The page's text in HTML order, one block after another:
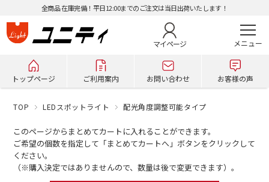
全商品 在庫完備！平日12:00までのご注文は当日出荷いたします！
マイページ
トップページ ご利用案内 お問い合わせ お客様の声
TOP LEDスポットライト 配光角度調整可能タイプ
このページからまとめてカートに入れることができます。
ご希望の個数を指定して「まとめてカートへ」ボタンをクリックして
ください。
（※購入決定ではありませんので、数量は後で変更できます）。